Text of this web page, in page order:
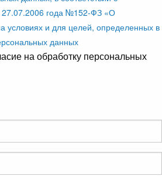
года №152-ФЗ «О
условиях и для целей, определенных в
данных
на обработку персональных